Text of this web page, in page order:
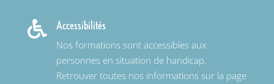
 Accessibilités
Nos formations sont accessibles aux
personnes en situation de handicap.
Retrouver toutes nos informations sur la page